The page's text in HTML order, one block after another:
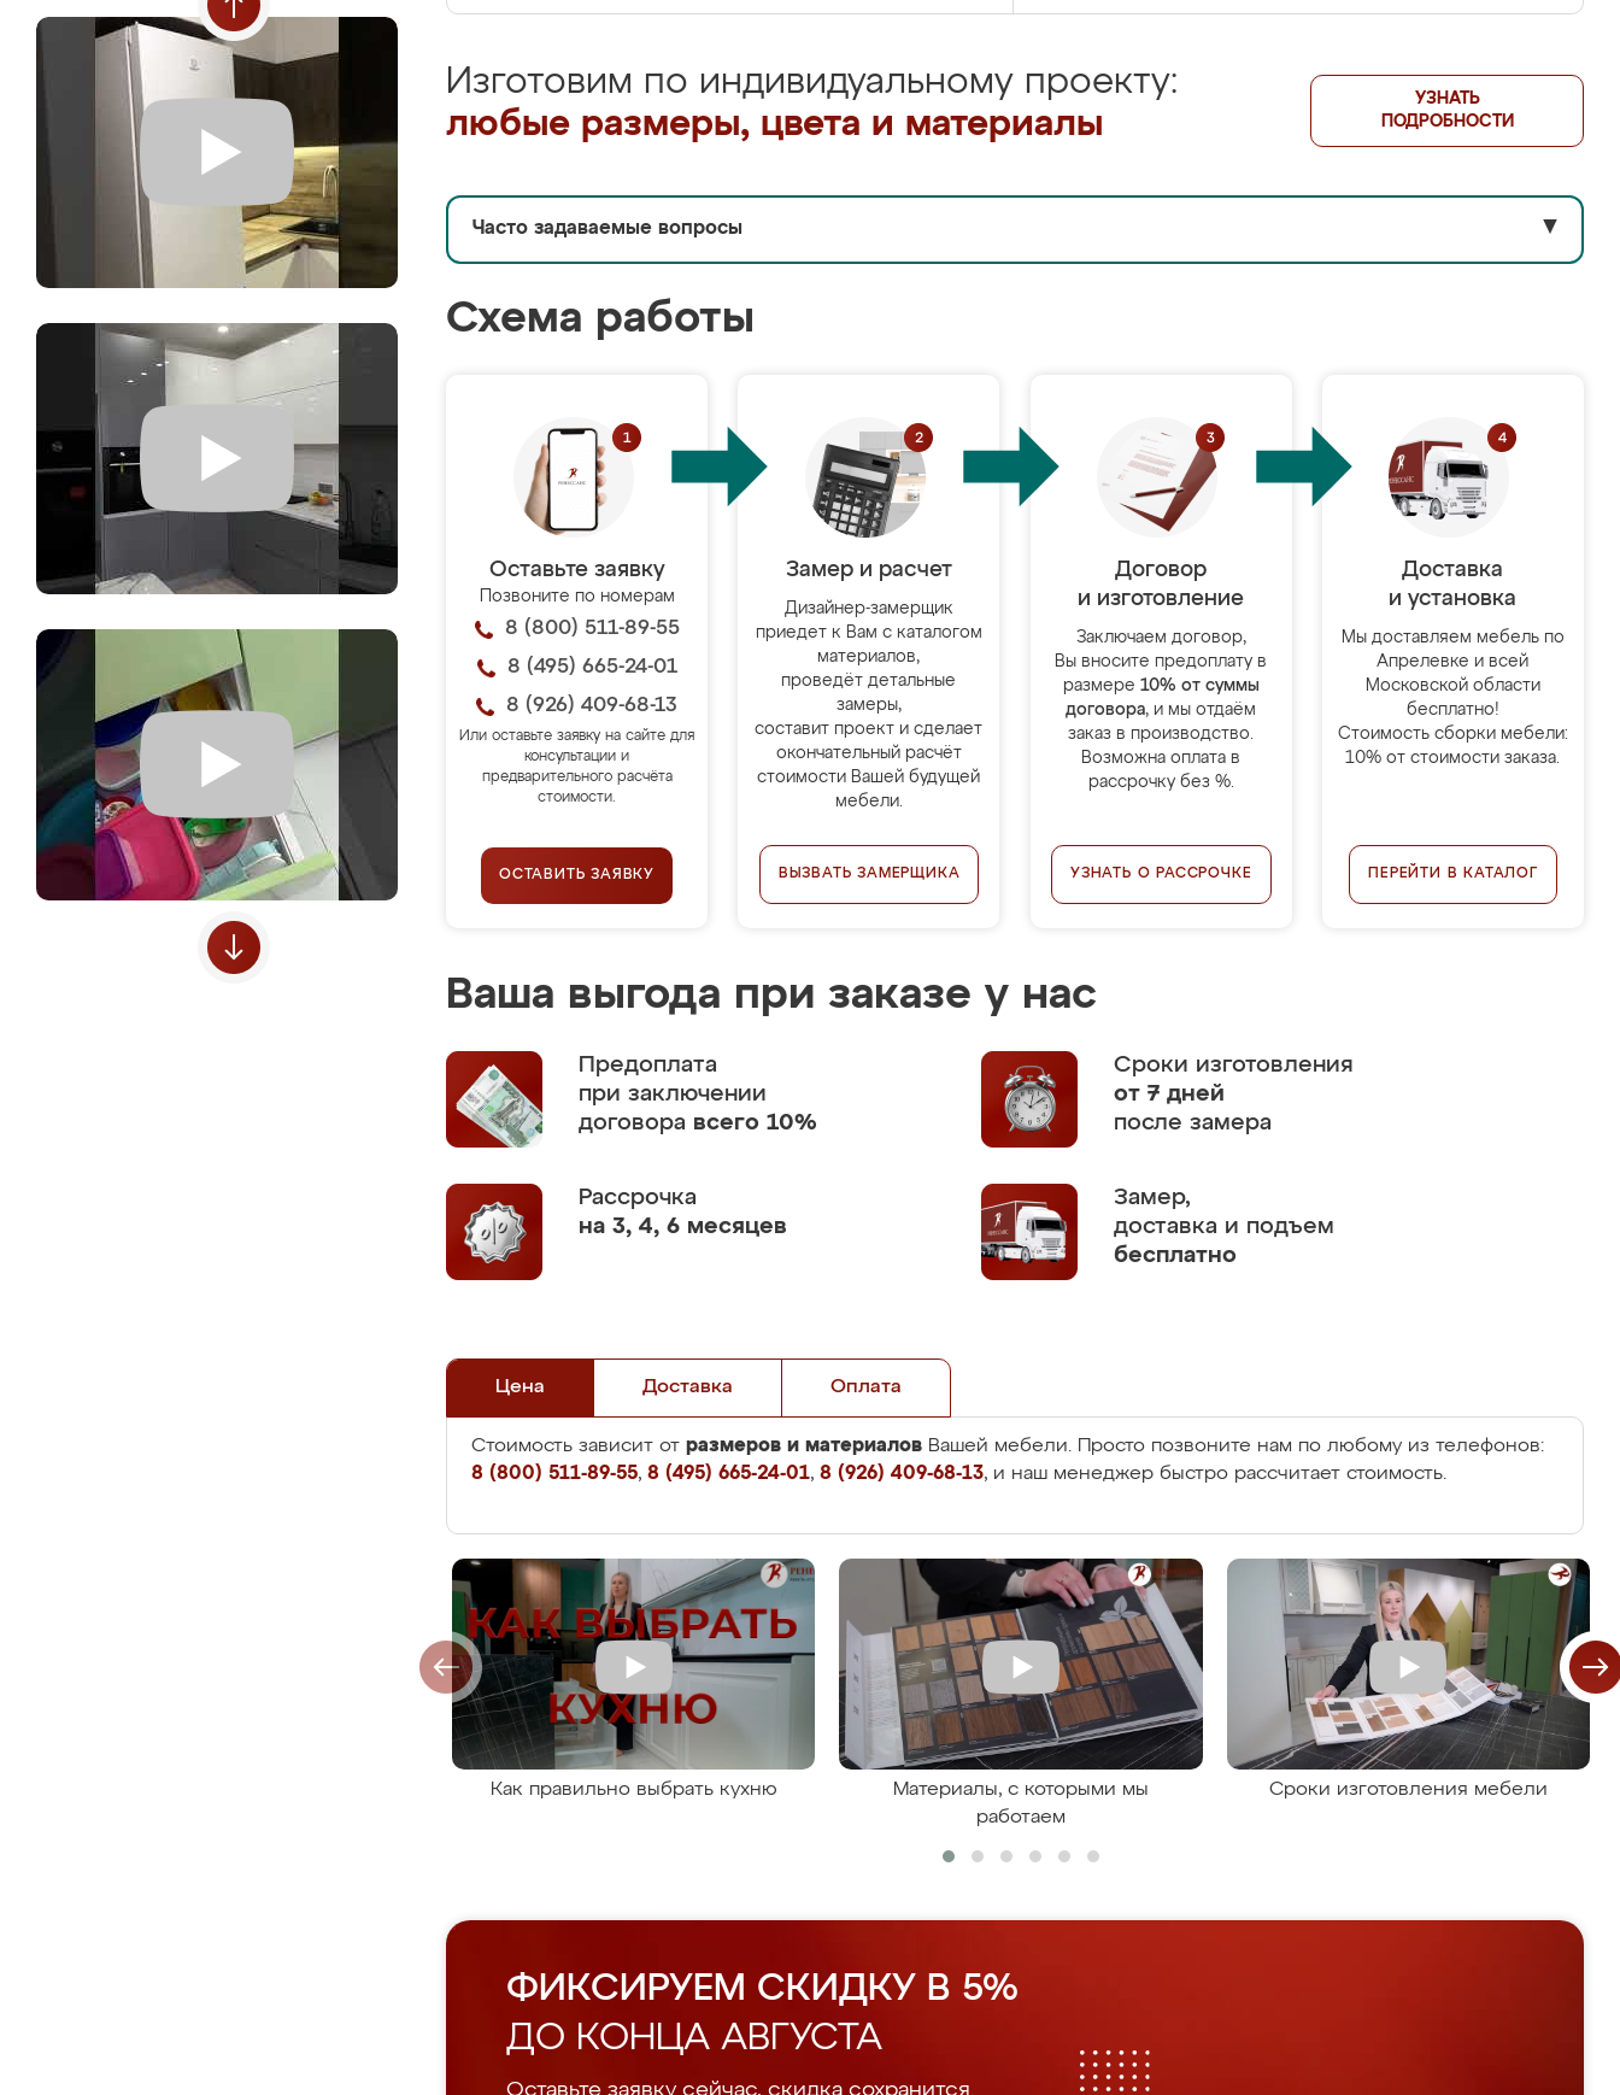
Изготовим по индивидуальному проекту:
любые размеры, цвета и материалы
УЗНАТЬ
ПОДРОБНОСТИ
Часто задаваемые вопросы ▼
Схема работы
Оставьте заявку
Позвоните по номерам
8 (800) 511-89-55
8 (495) 665-24-01
8 (926) 409-68-13
Или оставьте заявку на сайте для
консультации и
предварительного расчёта
стоимости.
ОСТАВИТЬ ЗАЯВКУ
Замер и расчет
Дизайнер-замерщик
приедет к Вам с каталогом
материалов,
проведёт детальные
замеры,
составит проект и сделает
окончательный расчёт
стоимости Вашей будущей
мебели.
ВЫЗВАТЬ ЗАМЕРЩИКА
Договор
и изготовление
Заключаем договор,
Вы вносите предоплату в
размере 10% от суммы
договора, и мы отдаём
заказ в производство.
Возможна оплата в
рассрочку без %.
УЗНАТЬ О РАССРОЧКЕ
Доставка
и установка
Мы доставляем мебель по
Апрелевке и всей
Московской области
бесплатно!
Стоимость сборки мебели:
10% от стоимости заказа.
ПЕРЕЙТИ В КАТАЛОГ
Ваша выгода при заказе у нас
Предоплата
при заключении
договора всего 10%
Сроки изготовления
от 7 дней
после замера
Рассрочка
на 3, 4, 6 месяцев
Замер,
доставка и подъем
бесплатно
Цена Доставка Оплата
Стоимость зависит от размеров и материалов Вашей мебели. Просто позвоните нам по любому из телефонов:
8 (800) 511-89-55, 8 (495) 665-24-01, 8 (926) 409-68-13, и наш менеджер быстро рассчитает стоимость.
Как правильно выбрать кухню
Материалы, с которыми мы
работаем
Сроки изготовления мебели
ФИКСИРУЕМ СКИДКУ В 5%
ДО КОНЦА АВГУСТА
Оставьте заявку сейчас, скидка сохранится.